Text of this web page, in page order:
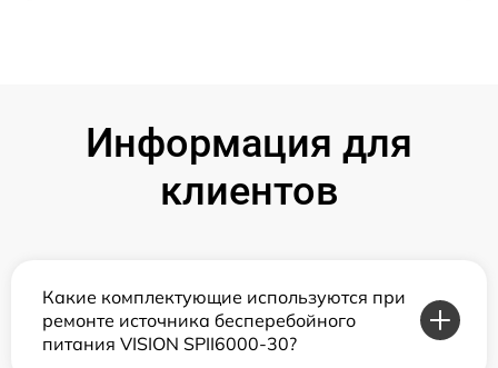
Информация для
клиентов
Какие комплектующие используются при
ремонте источника бесперебойного
питания VISION SPII6000-30?